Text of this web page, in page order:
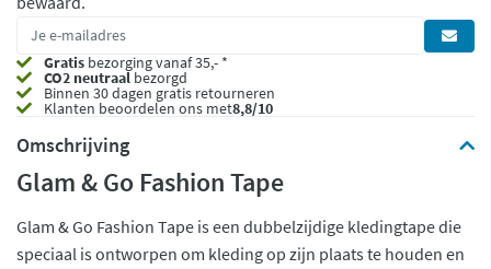
Gratis bezorging vanaf 35,- *
CO2 neutraalbezorgd
Binnen 30 dagen gratis retourneren
Klanten beoordelen ons met8,8/10
Omschrijving
Glam & Go Fashion Tape
Glam & Go Fashion Tape is een dubbelzijdige kledingtape die
speciaal is ontworpen om kleding op zijn plaats te houden en